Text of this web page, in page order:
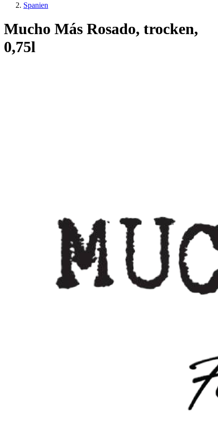
Spanien
Mucho Más Rosado, trocken,
0,75l